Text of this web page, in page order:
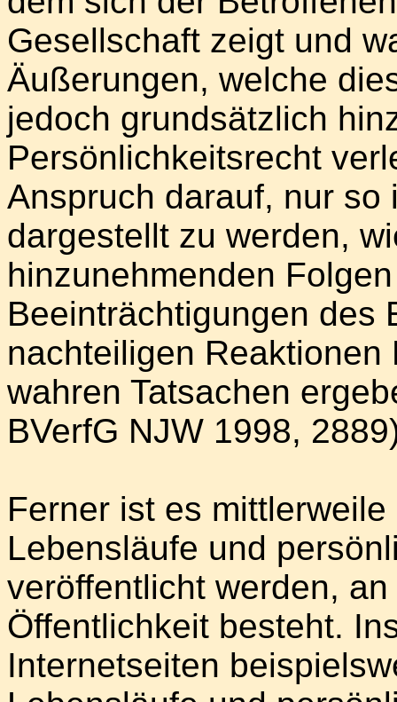
Gesellschaft zeigt und
Äußerungen, welche
jedoch grundsätzlich
Persönlichkeitsrecht
Anspruch darauf, nur so
dargestellt zu werden,
hinzunehmenden
Beeinträchtigungen des
nachteiligen
wahren Tatsachen
BVerfG NJW 1998,
Ferner ist es
Lebensläufe und
veröffentlicht werden,
Öffentlichkeit besteht.
Internetseiten